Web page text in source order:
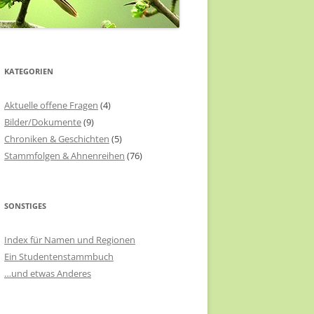
KATEGORIEN
Aktuelle offene Fragen (4)
Bilder/Dokumente(9)
Chroniken & Geschichten (5)
Stammfolgen & Ahnenreihen (76)
SONSTIGES
Index für Namen und Regionen
Ein Studentenstammbuch
…und etwas Anderes